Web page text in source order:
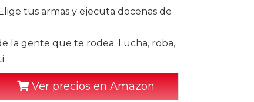
tus armas y ejecuta docenas de
la gente que te rodea. Lucha, roba,
Ver precios en Amazon